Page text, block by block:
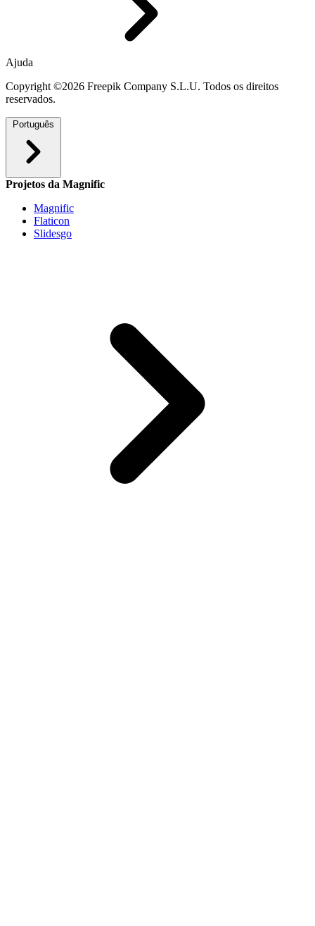
Ajuda
Copyright ©2026 Freepik Company S.L.U. Todos os direitos
reservados.
Português
Projetos da Magnific
Magnific
Flaticon
Slidesgo